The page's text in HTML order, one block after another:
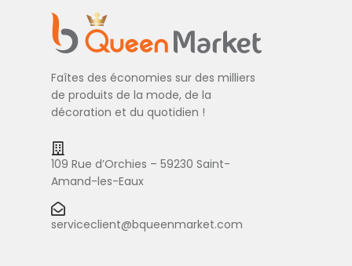
Faîtes des économies sur des milliers
de produits de la mode, de la
décoration et du quotidien !
109 Rue d’Orchies – 59230 Saint-
Amand-les-Eaux
serviceclient@bqueenmarket.com